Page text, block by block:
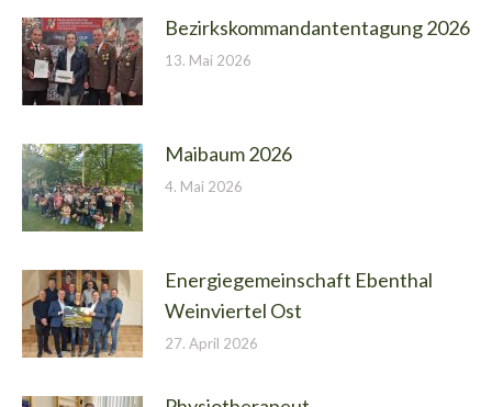
Bezirkskommandantentagung 2026
13. Mai 2026
Maibaum 2026
4. Mai 2026
Energiegemeinschaft Ebenthal
Weinviertel Ost
27. April 2026